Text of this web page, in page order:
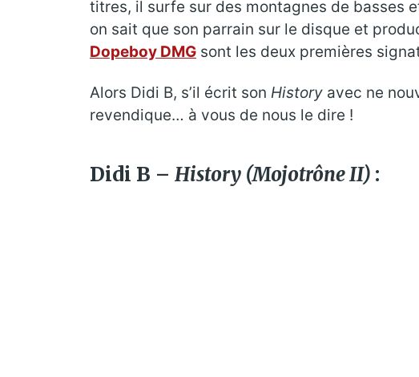
titres, il surfe sur des montagnes de basses
on sait que son parrain sur le disque et
Dopeboy DMG sont les deux premières
Alors Didi B, s’il écrit son History avec ne
revendique… à vous de nous le dire !
Didi B – History (Mojotrône II) :